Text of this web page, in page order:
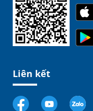
Liên kết